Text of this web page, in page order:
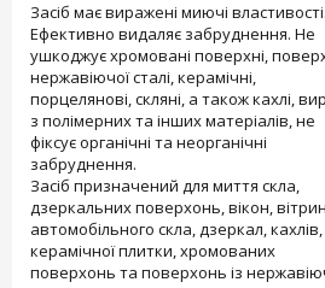
Засіб має виражені миючі властивості.
Ефективно видаляє забруднення. Не
ушкоджує хромовані поверхні,
нержавіючої сталі, керамічні,
порцелянові, скляні, а також кахлі,
з полімерних та інших матеріалів, не
фіксує органічні та неорганічні
забруднення.
Засіб призначений для миття скла,
дзеркальних поверхонь, вікон,
автомобільного скла, дзеркал, кахлів,
керамічної плитки, хромованих
поверхонь та поверхонь із